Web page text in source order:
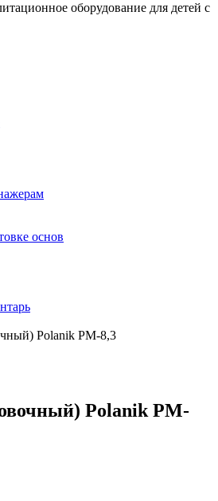
оборудование для детей с
основ
Polanik PM-8,3
Polanik PM-